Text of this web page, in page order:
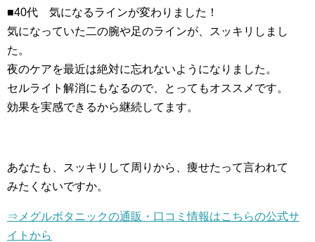
■40代 気になるラインが変わりました！
気になっていた二の腕や足のラインが、スッキリしまし
た。
夜のケアを最近は絶対に忘れないようになりました。
セルライト解消にもなるので、とってもオススメです。
効果を実感できるから継続してます。
あなたも、スッキリして周りから、痩せたって言われて
みたくないですか。
⇒メグルボタニックの通販・口コミ情報はこちらの公式サ
イトから